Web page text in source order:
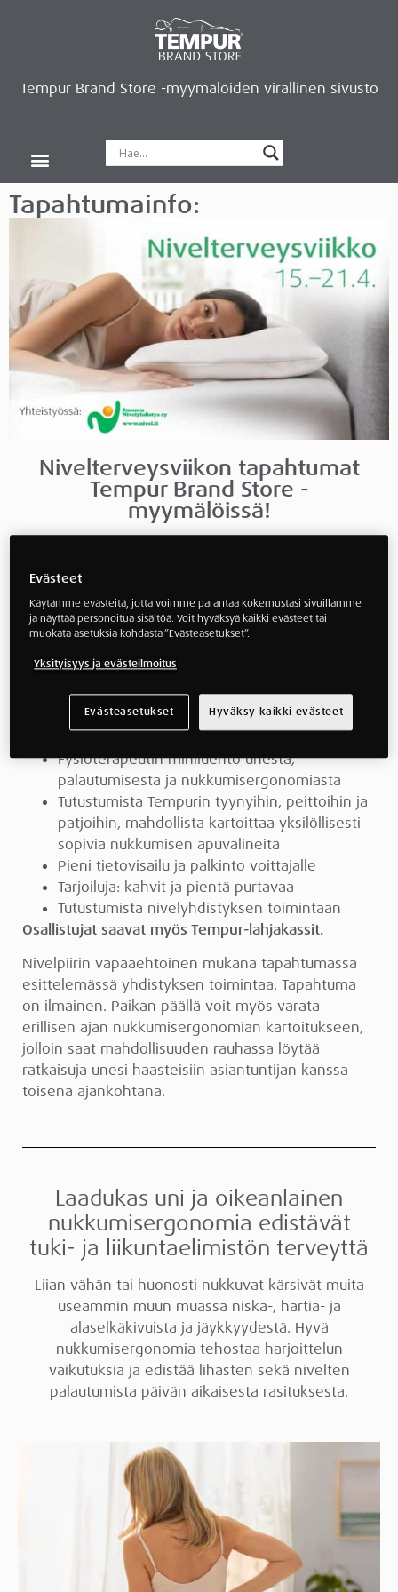
Tempur Brand Store -myymälöiden virallinen sivusto
Tapahtumainfo:
Nivelterveysviikon tapahtumat
Tempur Brand Store -
myymälöissä!
Vantaa
Helsinki
Tapahtumien ohjelma:
Fysioterapeutin miniluento unesta,
palautumisesta ja nukkumisergonomiasta
Tutustumista Tempurin tyynyihin, peittoihin ja
patjoihin, mahdollista kartoittaa yksilöllisesti
sopivia nukkumisen apuvälineitä
Pieni tietovisailu ja palkinto voittajalle
Tarjoiluja: kahvit ja pientä purtavaa
Tutustumista nivelyhdistyksen toimintaan
Osallistujat saavat myös Tempur-lahjakassit.
Nivelpiirin vapaaehtoinen mukana tapahtumassa
esittelemässä yhdistyksen toimintaa. Tapahtuma
on ilmainen. Paikan päällä voit myös varata
erillisen ajan nukkumisergonomian kartoitukseen,
jolloin saat mahdollisuuden rauhassa löytää
ratkaisuja unesi haasteisiin asiantuntijan kanssa
toisena ajankohtana.
Laadukas uni ja oikeanlainen
nukkumisergonomia edistävät
tuki- ja liikuntaelimistön terveyttä
Liian vähän tai huonosti nukkuvat kärsivät muita
useammin muun muassa niska-, hartia- ja
alaselkäkivuista ja jäykkyydestä. Hyvä
nukkumisergonomia tehostaa harjoittelun
vaikutuksia ja edistää lihasten sekä nivelten
palautumista päivän aikaisesta rasituksesta.
Evästeet
Käytämme evästeitä, jotta voimme parantaa kokemustasi sivuillamme
ja näyttää personoitua sisältöä. Voit hyväksyä kaikki evästeet tai
muokata asetuksia kohdasta ”Evästeasetukset”.
Yksityisyys ja evästeilmoitus
Evästeasetukset Hyväksy kaikki evästeet